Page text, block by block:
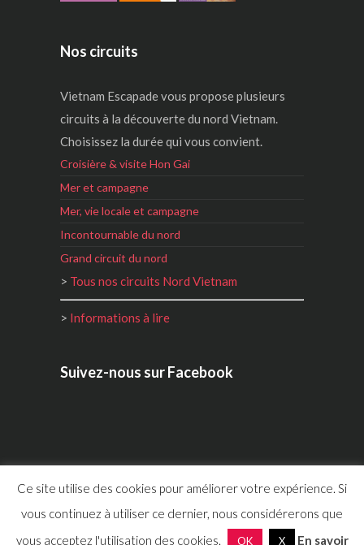
Nos circuits
Vietnam Escapade vous propose plusieurs
circuits à la découverte du nord Vietnam.
Choisissez la durée qui vous convient.
Croisière & visite Hon Gai
Mer et campagne
Mer, vie locale et campagne
Incontournable du nord
Grand circuit du nord
> Tous nos circuits Nord Vietnam
> Informations à lire
Suivez-nous sur Facebook
Copyright 2011 ©Vietnam Escapade
Ce site utilise des cookies pour améliorer votre expérience. Si
vous continuez à utiliser ce dernier, nous considérerons que
vous acceptez l'utilisation des cookies.
OK X En savoir